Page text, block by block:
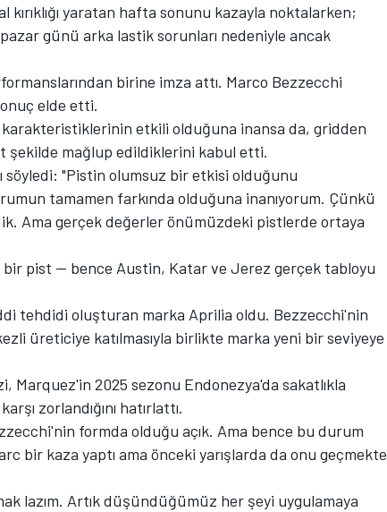
kırıklığı yaratan hafta sonunu kazayla noktalarken;
günü arka lastik sorunları nedeniyle ancak
birine imza attı. Marco Bezzecchi
elde etti.
etkili olduğuna inansa da, gridden
mağlup edildiklerini kabul etti.
söyledi: "Pistin olumsuz bir etkisi olduğunu
tamamen farkında olduğuna inanıyorum. Çünkü
Ama gerçek değerler önümüzdeki pistlerde ortaya
bir pist — bence Austin, Katar ve Jerez gerçek tabloyu
tehdidi oluşturan marka Aprilia oldu. Bezzecchi'nin
üreticiye katılmasıyla birlikte marka yeni bir seviyeye
Marquez'in 2025 sezonu Endonezya'da sakatlıkla
zorlandığını hatırlattı.
formda olduğu açık. Ama bence bu durum
bir kaza yaptı ama önceki yarışlarda da onu geçmekte
lazım. Artık düşündüğümüz her şeyi uygulamaya